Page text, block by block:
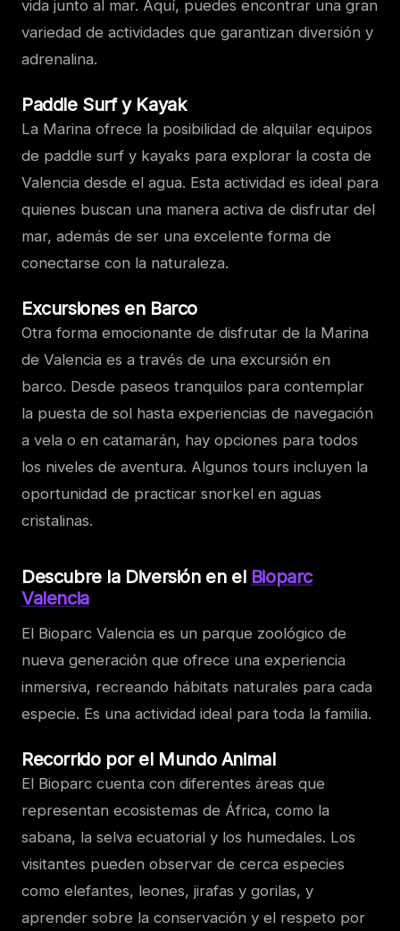
vida junto al mar. Aquí, puedes encontrar una gran
variedad de actividades que garantizan diversión y
adrenalina.
Paddle Surf y Kayak
La Marina ofrece la posibilidad de alquilar equipos
de paddle surf y kayaks para explorar la costa de
Valencia desde el agua. Esta actividad es ideal para
quienes buscan una manera activa de disfrutar del
mar, además de ser una excelente forma de
conectarse con la naturaleza.
Excursiones en Barco
Otra forma emocionante de disfrutar de la Marina
de Valencia es a través de una excursión en
barco. Desde paseos tranquilos para contemplar
la puesta de sol hasta experiencias de navegación
a vela o en catamarán, hay opciones para todos
los niveles de aventura. Algunos tours incluyen la
oportunidad de practicar snorkel en aguas
cristalinas.
Descubre la Diversión en el Bioparc
Valencia
El Bioparc Valencia es un parque zoológico de
nueva generación que ofrece una experiencia
inmersiva, recreando hábitats naturales para cada
especie. Es una actividad ideal para toda la familia.
Recorrido por el Mundo Animal
El Bioparc cuenta con diferentes áreas que
representan ecosistemas de África, como la
sabana, la selva ecuatorial y los humedales. Los
visitantes pueden observar de cerca especies
como elefantes, leones, jirafas y gorilas, y
aprender sobre la conservación y el respeto por